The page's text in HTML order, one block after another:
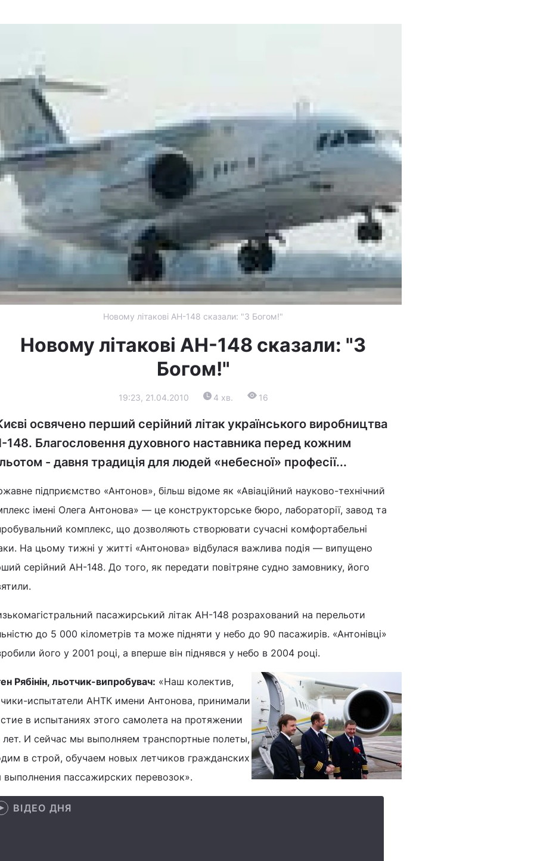
Новому літакові АН-148 сказали: "З Богом!"
Новому літакові АН-148 сказали: "З
Богом!"
19:23, 21.04.2010 4 хв. 16
освячено перший серійний літак українського виробництва
148. Благословення духовного наставника перед кожним
- давня традиція для людей «небесної» професії...
підприємство «Антонов», більш відоме як «Авіаційний науково-технічний
імені Олега Антонова» ― це конструкторське бюро, лабораторії, завод та
комплекс, що дозволяють створювати сучасні комфортабельні
На цьому тижні у житті «Антонова» відбулася важлива подія ― випущено
серійний АН-148. До того, як передати повітряне судно замовнику, його
пасажирський літак АН-148 розрахований на перельоти
до 5 000 кілометрів та може підняти у небо до 90 пасажирів. «Антонівці»
його у 2001 році, а вперше він піднявся у небо в 2004 році.
Рябінін, льотчик-випробувач: «Наш колектив,
испытатели АНТК имени Антонова, принимали
в испытаниях этого самолета на протяжении
лет. И сейчас мы выполняем транспортные полеты,
в строй, обучаем новых летчиков гражданских
выполнения пассажирских перевозок».
ВІДЕО ДНЯ